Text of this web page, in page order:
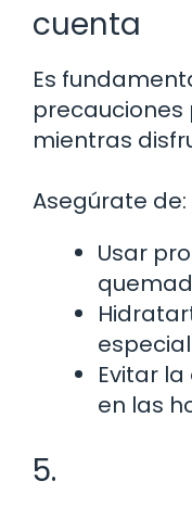
cuenta
Es
precauciones
mientras
Asegúrate de:
Usar
Evitar
en las
5.